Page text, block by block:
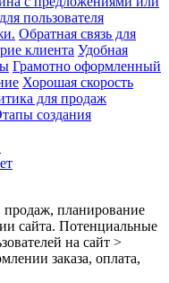
пользователя
Обратная связь для
клиента Удобная
Грамотно оформленный
Хорошая скорость
для продаж
создания
продаж, планирование
сайта. Потенциальные
на сайт >
заказа, оплата,